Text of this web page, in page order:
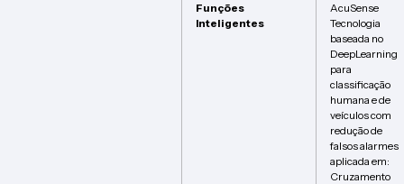
Funções
Inteligentes
AcuSense
Tecnologia
baseada no
DeepLearning
para
classificação
humana e de
veículos com
redução de
falsos alarmes
aplicada em:
Cruzamento